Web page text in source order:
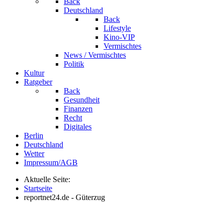
Deutschland
Back
Lifestyle
Kino-VIP
Vermischtes
News / Vermischtes
Politik
Kultur
Ratgeber
Back
Gesundheit
Finanzen
Recht
Digitales
Berlin
Deutschland
Wetter
Impressum/AGB
Aktuelle Seite:
Startseite
reportnet24.de - Güterzug